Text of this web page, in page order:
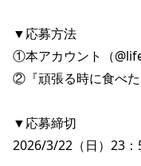
▼応募方法
①本アカウント（
②『頑張る時に食べた
▼応募締切
2026/3/22（日）23：